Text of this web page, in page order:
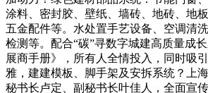
涂料、密封胶、壁纸、墙砖、地砖、地
五金配件等。水处置手艺设备、空调清
检测等。配合“碳”寻数字城建高质量成
展商手册》，所有人全情投入，同时吸
雅，建建模板、脚手架及安拆系统？上
秘书长卢定、副秘书长叶佳人，全面宣